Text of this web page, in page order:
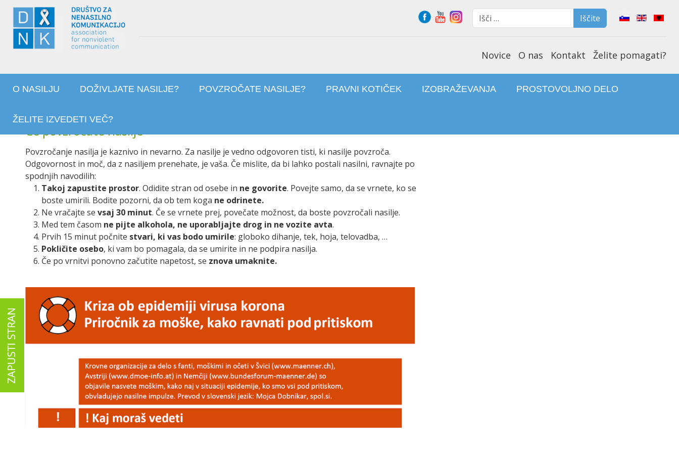
Select your
Iščite
Iščite
Novice O nas Kontakt Želite pomagati?
O NASILJU DOŽIVLJATE NASILJE? POVZROČATE NASILJE? PRAVNI KOTIČEK IZOBRAŽEVANJA PROSTOVOLJNO DELO
ŽELITE IZVEDETI VEČ?
Če povzročate nasilje
Povzročanje nasilja je kaznivo in nevarno. Za nasilje je vedno odgovoren tisti, ki nasilje povzroča.
Odgovornost in moč, da z nasiljem prenehate, je vaša. Če mislite, da bi lahko postali nasilni, ravnajte po
spodnjih navodilih:
Takoj zapustite prostor. Odidite stran od osebe in ne govorite. Povejte samo, da se vrnete, ko se
boste umirili. Bodite pozorni, da ob tem koga ne odrinete.
Ne vračajte se vsaj 30 minut. Če se vrnete prej, povečate možnost, da boste povzročali nasilje.
Med tem časom ne pijte alkohola, ne uporabljajte drog in ne vozite avta.
Prvih 15 minut počnite stvari, ki vas bodo umirile: globoko dihanje, tek, hoja, telovadba, …
Pokličite osebo, ki vam bo pomagala, da se umirite in ne podpira nasilja.
Če po vrnitvi ponovno začutite napetost, se znova umaknite.